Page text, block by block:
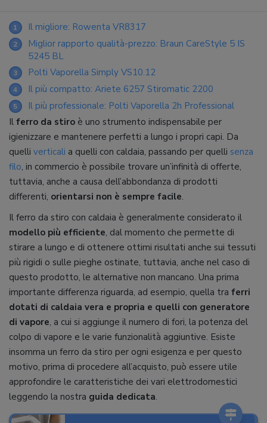
1 Il migliore: Rowenta VR8317
2
Miglior rapporto qualità-prezzo: Braun CareStyle 5 IS
5245 BL
3 Polti Vaporella Simply VS10.12
4 Il più compatto: Ariete 6257 Stiromatic 2200
5
Il più professionale: Polti Vaporella 2h Professional
Il ferro da stiro è uno strumento indispensabile per
igienizzare e mantenere perfetti a lungo i propri capi. Da
quelli verticali a quelli con caldaia, passando per quelli senza
filo, in commercio è possibile trovare un’infinità di offerte,
tuttavia, anche a causa dell’abbondanza di prodotti
differenti, orientarsi non è sempre facile.
Il ferro da stiro con caldaia è generalmente considerato il
modello più efficiente, dal momento che permette di
stirare a lungo e di ottenere ottimi risultati anche sui tessuti
più rigidi o sulle pieghe ostinate, tuttavia, anche nel caso di
questo prodotto, le alternative non mancano. Una prima
importante differenza riguarda, ad esempio, quella tra ferri
dotati di caldaia vera e propria e quelli con generatore
di vapore, a cui si aggiunge il numero di fori, la potenza del
colpo di vapore e le varie funzionalità aggiuntive. Esiste
insomma un ferro da stiro per ogni esigenza e per questo
motivo, prima di procedere all’acquisto, può essere utile
approfondire le caratteristiche dei vari elettrodomestici
leggendo la nostra guida dedicata.